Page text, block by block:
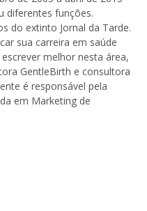
diferentes funções.
do extinto Jornal da Tarde.
sua carreira em saúde
melhor nesta área,
GentleBirth e consultora
é responsável pela
em Marketing de